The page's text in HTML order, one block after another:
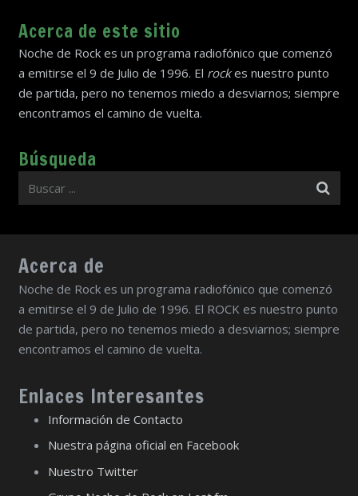
Acerca de este sitio
Noche de Rock es un programa radiofónico que comenzó
a emitirse el 9 de Julio de 1996. El rockes nuestro punto
de partida, pero no tenemos miedo a desviarnos; siempre
encontramos el camino de vuelta.
Búsqueda
Acerca de
Noche de Rock es un programa radiofónico que comenzó
a emitirse el 9 de Julio de 1996. El ROCK es nuestro punto
de partida, pero no tenemos miedo a desviarnos; siempre
encontramos el camino de vuelta.
Enlaces Interesantes
Información de Contacto
Nuestra página oficial en Facebook
Nuestro Twitter